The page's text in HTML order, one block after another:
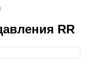
RR